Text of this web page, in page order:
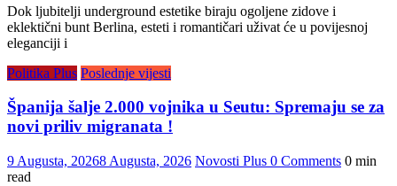
Dok ljubitelji underground estetike biraju ogoljene zidove i
eklektični bunt Berlina, esteti i romantičari uživat će u povijesnoj
eleganciji i
Politika Plus Poslednje vijesti
Španija šalje 2.000 vojnika u Seutu: Spremaju se za
novi priliv migranata !
9 Augusta, 20268 Augusta, 2026 Novosti Plus 0 Comments 0 min
read